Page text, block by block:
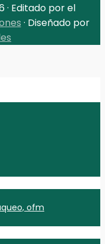
· Editado por el
· Diseñado por
ofm